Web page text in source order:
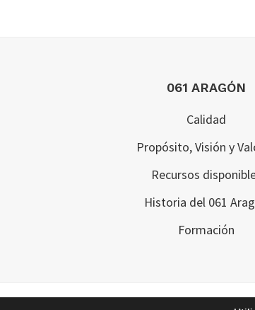
061 ARAGÓN
Calidad
Propósito, Visión y
Recursos
Historia del 061
Formación